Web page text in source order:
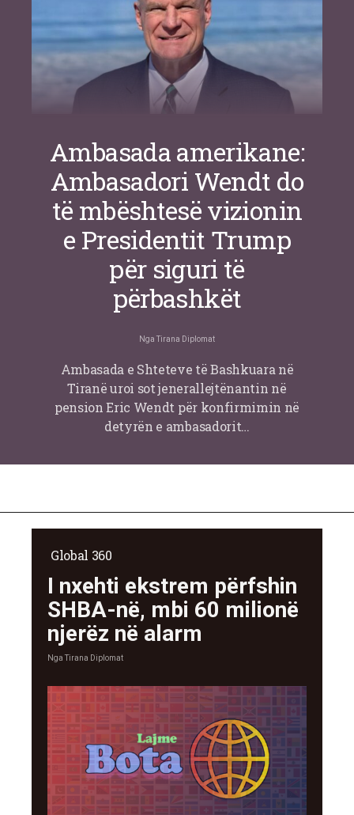
Ambasada amerikane:
Ambasadori Wendt do
të mbështesë vizionin
e Presidentit Trump
për siguri të
përbashkët
Nga Tirana Diplomat
Ambasada e Shteteve të Bashkuara në
Tiranë uroi sot jenerallejtënantin në
pension Eric Wendt për konfirmimin në
detyrën e ambasadorit…
Global 360
I nxehti ekstrem përfshin
SHBA-në, mbi 60 milionë
njerëz në alarm
NgaTirana Diplomat